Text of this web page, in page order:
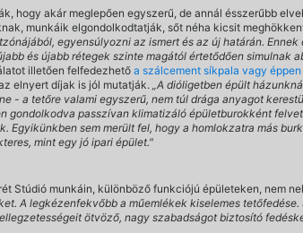
hogy akár meglepően egyszerű, de annál ésszerűbb
munkáik elgondolkodtatják, sőt néha kicsit
egyensúlyozni az ismert és az új határán.
és újabb rétegek szinte magától értetődően
illetően felfedezhető a szálcement síkpala vagy
elnyert díjak is jól mutatják.„A dióligetben épült
- a tetőre valami egyszerű, nem túl drága anyagot
gondolkodva passzívan klimatizáló épületburokként
Egyikünkben sem merült fel, hogy a homlokzatra más
mint egy jó ipari épület."
Stúdió munkáin, különböző funkciójú épületeken, nem
A legkézenfekvőbb a műemlékek kiselemes
ötvöző, nagy szabadságot biztosító